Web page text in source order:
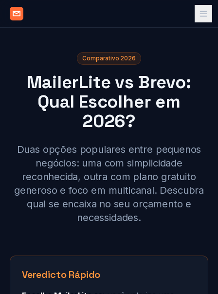
Comparativo 2026
MailerLite vs Brevo:
Qual Escolher em
2026?
Duas opções populares entre pequenos
negócios: uma com simplicidade
reconhecida, outra com plano gratuito
generoso e foco em multicanal. Descubra
qual se encaixa no seu orçamento e
necessidades.
Veredicto Rápido